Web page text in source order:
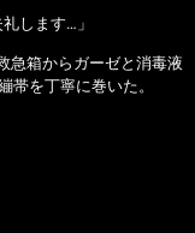
します…」
急箱からガーゼと消毒液
帯を丁寧に巻いた。